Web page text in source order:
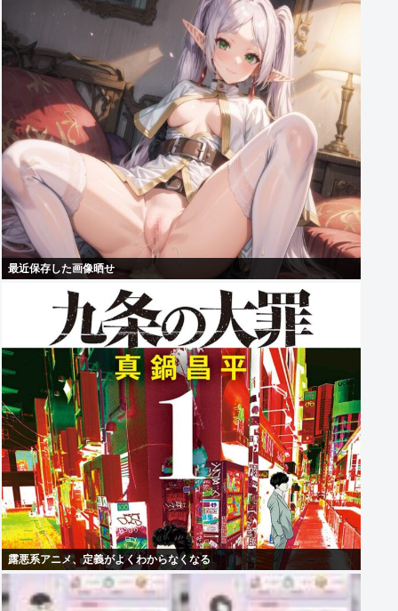
最近保存した画像晒せ
露悪系アニメ、定義がよくわからなくなる